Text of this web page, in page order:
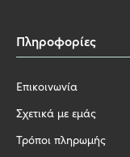
Πληροφορίες
Επικοινωνία
Σχετικά με εμάς
Τρόποι πληρωμής